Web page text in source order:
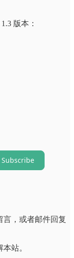
版本：
Subscribe
言，或者邮件回复
站。